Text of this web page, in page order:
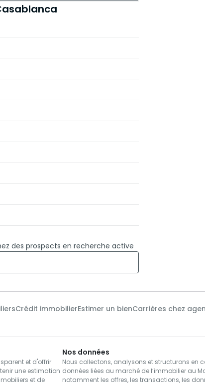
des prospects en recherche active
Crédit immobilierEstimer un bienCarrières chez
et d'offrir
une estimation
et de
Nos données
Nous collectons, analysons et structurons en
données liées au marché de l’immobilier au
notamment les offres, les transactions, les